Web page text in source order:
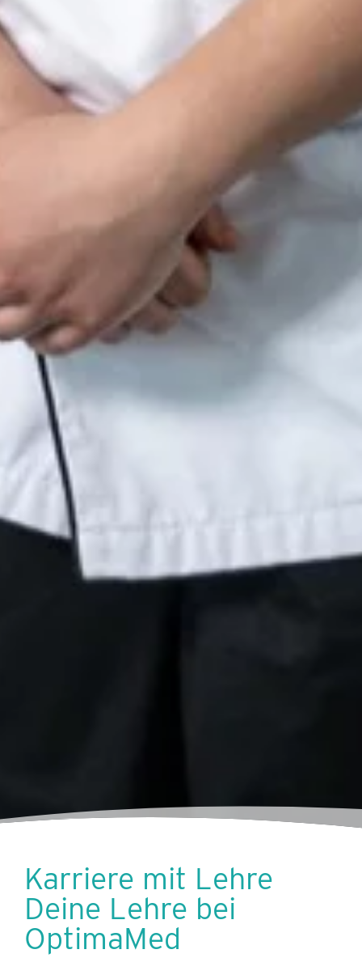
Karriere mit Lehre
Deine Lehre bei
OptimaMed